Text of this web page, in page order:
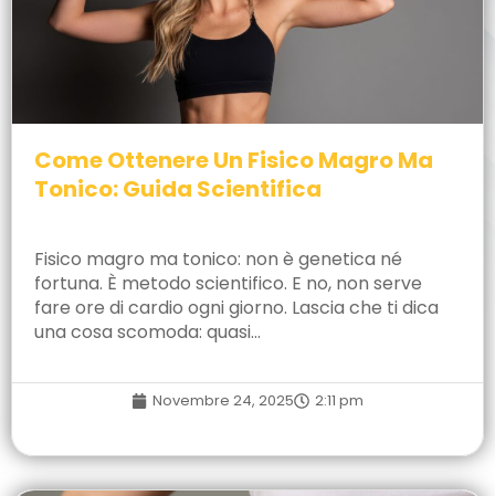
Come Ottenere Un Fisico Magro Ma
Tonico: Guida Scientifica
Fisico magro ma tonico: non è genetica né
fortuna. È metodo scientifico. E no, non serve
fare ore di cardio ogni giorno. Lascia che ti dica
una cosa scomoda: quasi…
Novembre 24, 2025 2:11 pm